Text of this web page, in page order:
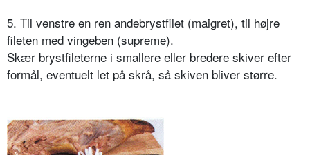
5. Til venstre en ren andebrystfilet (maigret), til højre
fileten med vingeben (supreme).
Skær brystfileterne i smallere eller bredere skiver efter
formål, eventuelt let på skrå, så skiven bliver større.